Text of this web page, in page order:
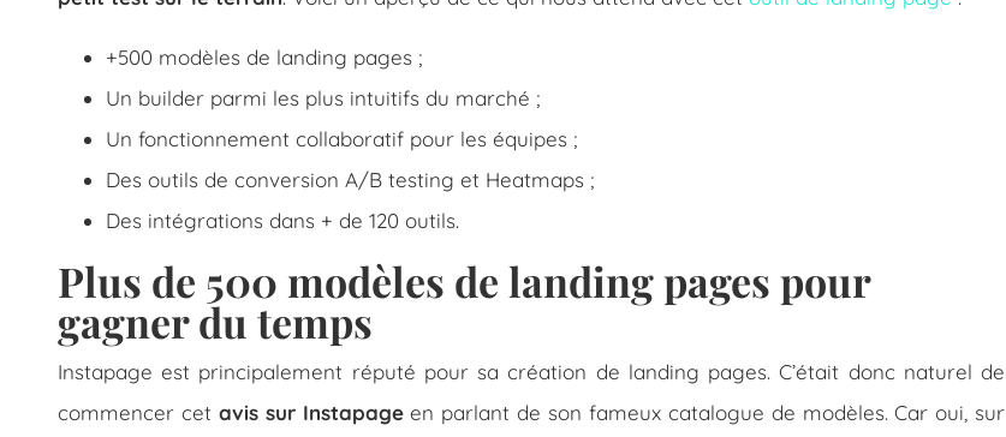
+500 modèles de landing pages ;
Un builder parmi les plus intuitifs du marché ;
Un fonctionnement collaboratif pour les équipes ;
Des outils de conversion A/B testing et Heatmaps ;
Des intégrations dans + de 120 outils.
Plus de 500 modèles de landing pages pour
gagner du temps
Instapage est principalement réputé pour sa création de landing pages. C’était donc naturel de
commencer cet avis sur Instapageen parlant de son fameux catalogue de modèles. Car oui, sur